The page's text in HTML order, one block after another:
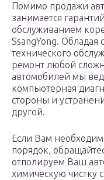
Помимо продажи
занимается
обслуживанием
SsangYong. Обладая
технического
ремонт любой
автомобилей мы
компьютерная
стороны и
другой.
Если Вам
порядок,
отполируем Ваш
химическую чистку